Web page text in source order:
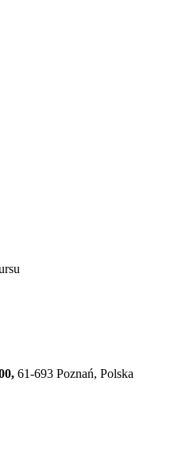
61-693 Poznań, Polska